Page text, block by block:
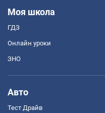
Моя школа
ГДЗ
Онлайн уроки
ЗНО
Авто
Тест Драйв